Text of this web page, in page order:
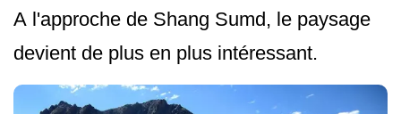
A l'approche de Shang Sumd, le paysage
devient de plus en plus intéressant.